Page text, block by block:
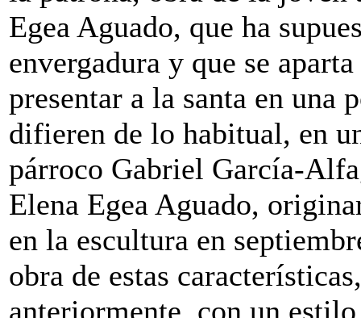
Egea Aguado, que ha
envergadura y que se
presentar a la santa en una
difieren de lo habitual, en
párroco Gabriel García-
Elena Egea Aguado,
en la escultura en
obra de estas
anteriormente, con un